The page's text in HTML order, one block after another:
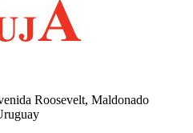
Roosevelt, Maldonado